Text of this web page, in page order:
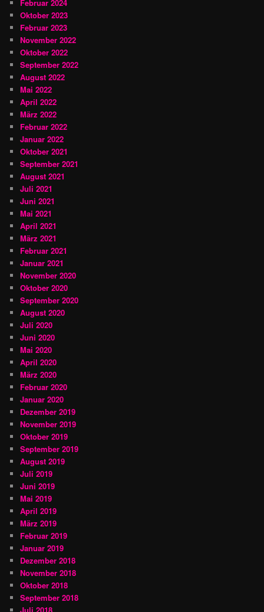
Februar 2024
Oktober 2023
Februar 2023
November 2022
Oktober 2022
September 2022
August 2022
Mai 2022
April 2022
März 2022
Februar 2022
Januar 2022
Oktober 2021
September 2021
August 2021
Juli 2021
Juni 2021
Mai 2021
April 2021
März 2021
Februar 2021
Januar 2021
November 2020
Oktober 2020
September 2020
August 2020
Juli 2020
Juni 2020
Mai 2020
April 2020
März 2020
Februar 2020
Januar 2020
Dezember 2019
November 2019
Oktober 2019
September 2019
August 2019
Juli 2019
Juni 2019
Mai 2019
April 2019
März 2019
Februar 2019
Januar 2019
Dezember 2018
November 2018
Oktober 2018
September 2018